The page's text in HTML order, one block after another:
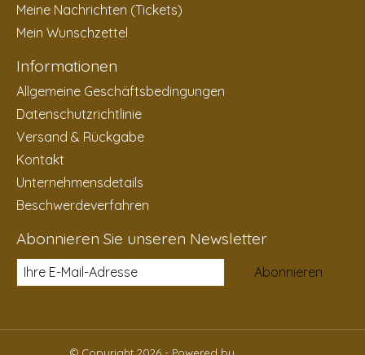
Meine Nachrichten (Tickets)
Mein Wunschzettel
Informationen
Allgemeine Geschäftsbedingungen
Datenschutzrichtlinie
Versand & Rückgabe
Kontakt
Unternehmensdetails
Beschwerdeverfahren
Abonnieren Sie unseren Newsletter
Abonnieren